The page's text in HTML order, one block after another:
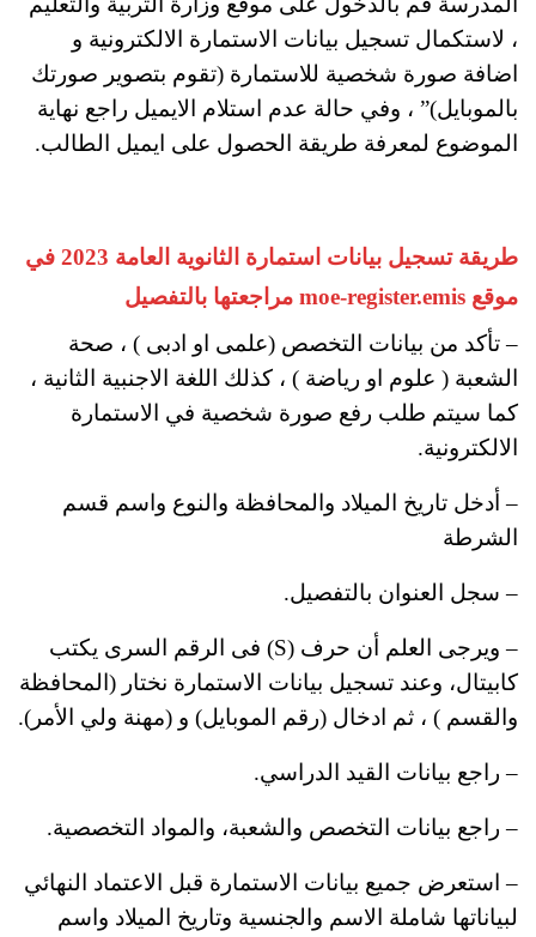
، لاستكمال تسجيل بيانات الاستمارة الالكترونية و
اضافة صورة شخصية للاستمارة (تقوم بتصوير صورتك
بالموبايل)” ، وفي حالة عدم استلام الايميل راجع نهاية
الموضوع لمعرفة طريقة الحصول على ايميل الطالب.
طريقة تسجيل بيانات استمارة الثانوية العامة 2023 في
موقع moe-register.emis مراجعتها بالتفصيل
– تأكد من بيانات التخصص (علمى او ادبى ) ، صحة
الشعبة ( علوم او رياضة ) ، كذلك اللغة الاجنبية الثانية ،
كما سيتم طلب رفع صورة شخصية في الاستمارة
الالكترونية.
– أدخل تاريخ الميلاد والمحافظة والنوع واسم قسم
الشرطة
– سجل العنوان بالتفصيل.
– ويرجى العلم أن حرف (S) فى الرقم السرى يكتب
كابيتال، وعند تسجيل بيانات الاستمارة نختار (المحافظة
والقسم ) ، ثم ادخال (رقم الموبايل) و (مهنة ولي الأمر).
– راجع بيانات القيد الدراسي.
– راجع بيانات التخصص والشعبة، والمواد التخصصية.
– استعرض جميع بيانات الاستمارة قبل الاعتماد النهائي
لبياناتها شاملة الاسم والجنسية وتاريخ الميلاد واسم